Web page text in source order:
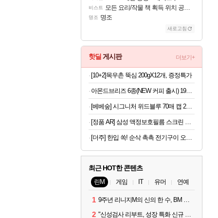
비스트 모든 요리/작물 책 획득 위치 공략 (36개) - 미식가 도전과제
명조 명조
새로고침
핫딜 게시판 더보기+
[10+2]목우촌 뚝심 200gX12개, 증정특가
아몬드브리즈 6종(NEW 커피 출시) 190ML/950ML 10팩/24팩/48팩 중 택 1
[베베숲] 시그니처 위드블루 70매 캡 20팩+센시 휴대 4팩 외 베베숲 스테디셀러 모음
[더주] 한입 쏙! 순삭 촉촉 전기구이 오다리 180g (50-60미)
최근 HOT한 콘텐츠
린M 게임 IT 유머 연예
1 9주년 리니지M의 신의 한 수, BM 장비 아데나 판매 예고
2 "신성검사 리부트, 성장 특화 신규 서버" 리니지M 3월 업데이트 예고